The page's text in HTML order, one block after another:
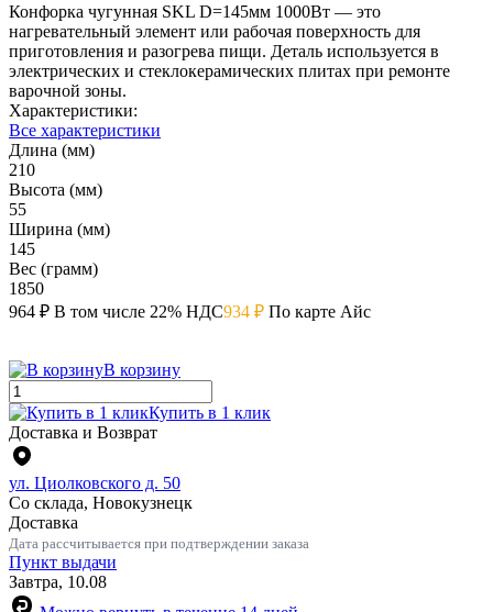
Конфорка чугунная SKL D=145мм 1000Вт — это
нагревательный элемент или рабочая поверхность для
приготовления и разогрева пищи. Деталь используется в
электрических и стеклокерамических плитах при ремонте
варочной зоны.
Характеристики:
Все характеристики
Длина (мм)
210
Высота (мм)
55
Ширина (мм)
145
Вес (грамм)
1850
964 ₽ В том числе 22% НДС934 ₽ По карте Айс
В корзину
Купить в 1 клик
Доставка и Возврат
ул. Циолковского д. 50
Со склада, Новокузнецк
Доставка
Дата рассчитывается при подтверждении заказа
Пункт выдачи
Завтра, 10.08